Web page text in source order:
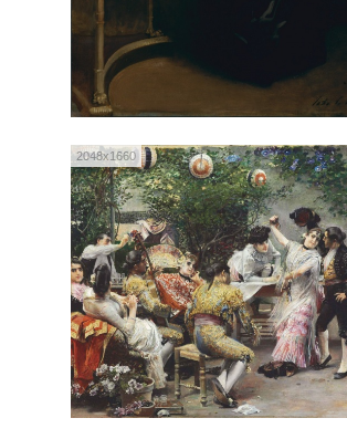
2048x1660